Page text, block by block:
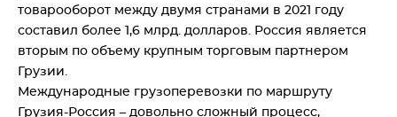
товарооборот между двумя странами в 2021 году
составил более 1,6 млрд. долларов. Россия является
вторым по объему крупным торговым партнером
Грузии.
Международные грузоперевозки по маршруту
Грузия-Россия – довольно сложный процесс,